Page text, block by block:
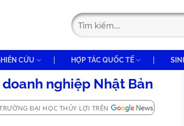
CỨU HỢP TÁC QUỐC TẾ
nghiệp Nhật Bản
ĐẠI HỌC THỦY LỢI TRÊN